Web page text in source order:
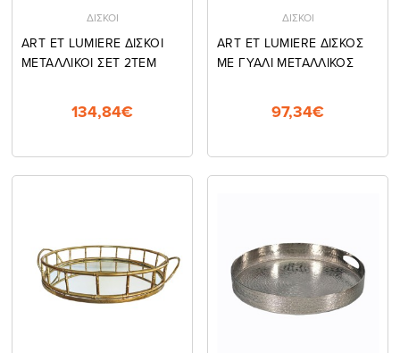
ΔΙΣΚΟΙ
ART ET LUMIERE ΔΙΣΚΟΙ
ΜΕΤΑΛΛΙΚΟΙ ΣΕΤ 2ΤΕΜ
134,84€
ΔΙΣΚΟΙ
ART ET LUMIERE ΔΙΣΚΟΣ
ΜΕ ΓΥΑΛΙ ΜΕΤΑΛΛΙΚΟΣ
97,34€